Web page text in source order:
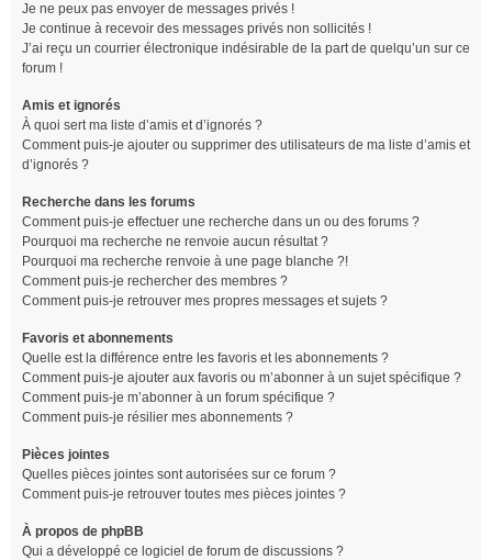
Je ne peux pas envoyer de messages privés !
Je continue à recevoir des messages privés non sollicités !
J’ai reçu un courrier électronique indésirable de la part de quelqu’un sur ce
forum !
Amis et ignorés
À quoi sert ma liste d’amis et d’ignorés ?
Comment puis-je ajouter ou supprimer des utilisateurs de ma liste d’amis et
d’ignorés ?
Recherche dans les forums
Comment puis-je effectuer une recherche dans un ou des forums ?
Pourquoi ma recherche ne renvoie aucun résultat ?
Pourquoi ma recherche renvoie à une page blanche ?!
Comment puis-je rechercher des membres ?
Comment puis-je retrouver mes propres messages et sujets ?
Favoris et abonnements
Quelle est la différence entre les favoris et les abonnements ?
Comment puis-je ajouter aux favoris ou m’abonner à un sujet spécifique ?
Comment puis-je m’abonner à un forum spécifique ?
Comment puis-je résilier mes abonnements ?
Pièces jointes
Quelles pièces jointes sont autorisées sur ce forum ?
Comment puis-je retrouver toutes mes pièces jointes ?
À propos de phpBB
Qui a développé ce logiciel de forum de discussions ?